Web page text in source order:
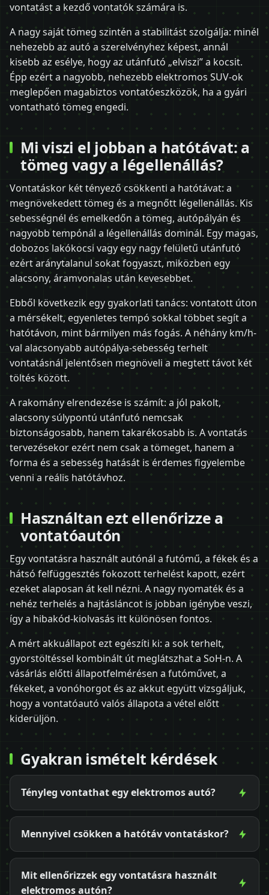
vontatást a kezdő vontatók számára is.
A nagy saját tömeg szintén a stabilitást szolgálja: minél
nehezebb az autó a szerelvényhez képest, annál
kisebb az esélye, hogy az utánfutó „elviszi” a kocsit.
Épp ezért a nagyobb, nehezebb elektromos SUV-ok
meglepően magabiztos vontatóeszközök, ha a gyári
vontatható tömeg engedi.
Mi viszi el jobban a hatótávat: a
tömeg vagy a légellenállás?
Vontatáskor két tényező csökkenti a hatótávat: a
megnövekedett tömeg és a megnőtt légellenállás. Kis
sebességnél és emelkedőn a tömeg, autópályán és
nagyobb tempónál a légellenállás dominál. Egy magas,
dobozos lakókocsi vagy egy nagy felületű utánfutó
ezért aránytalanul sokat fogyaszt, miközben egy
alacsony, áramvonalas után kevesebbet.
Ebből következik egy gyakorlati tanács: vontatott úton
a mérsékelt, egyenletes tempó sokkal többet segít a
hatótávon, mint bármilyen más fogás. A néhány km/h-
val alacsonyabb autópálya-sebesség terhelt
vontatásnál jelentősen megnöveli a megtett távot két
töltés között.
A rakomány elrendezése is számít: a jól pakolt,
alacsony súlypontú utánfutó nemcsak
biztonságosabb, hanem takarékosabb is. A vontatás
tervezésekor ezért nem csak a tömeget, hanem a
forma és a sebesség hatását is érdemes figyelembe
venni a reális hatótávhoz.
Használtan ezt ellenőrizze a
vontatóautón
Egy vontatásra használt autónál a futómű, a fékek és a
hátsó felfüggesztés fokozott terhelést kapott, ezért
ezeket alaposan át kell nézni. A nagy nyomaték és a
nehéz terhelés a hajtásláncot is jobban igénybe veszi,
így a hibakód-kiolvasás itt különösen fontos.
A mért akkuállapot ezt egészíti ki: a sok terhelt,
gyorstöltéssel kombinált út meglátszhat a SoH-n. A
vásárlás előtti állapotfelmérésen a futóművet, a
fékeket, a vonóhorgot és az akkut együtt vizsgáljuk,
hogy a vontatóautó valós állapota a vétel előtt
kiderüljön.
Gyakran ismételt kérdések
Tényleg vontathat egy elektromos autó?
Mennyivel csökken a hatótáv vontatáskor?
Mit ellenőrizzek egy vontatásra használt
elektromos autón?